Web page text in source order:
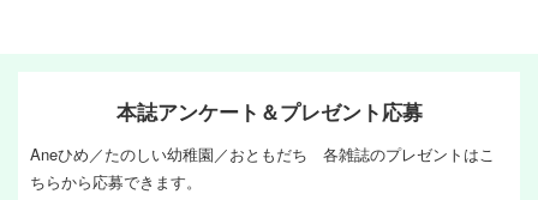
本誌アンケート＆プレゼント応募
Aneひめ／たのしい幼稚園／おともだち 各雑誌のプレゼントはこ
ちらから応募できます。